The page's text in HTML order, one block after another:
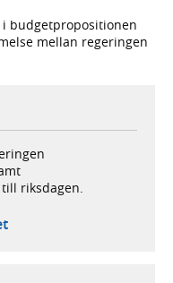
budgetpropositionen
mellan regeringen
riksdagen.